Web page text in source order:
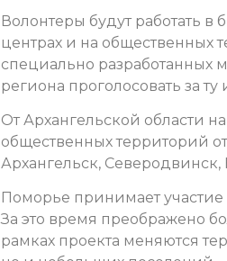
Волонтеры будут работать
центрах и на общественных
специально
региона проголосовать за
От Архангельской области
общественных территорий
Архангельск,
Поморье принимает
За это время преображено
рамках проекта меняются